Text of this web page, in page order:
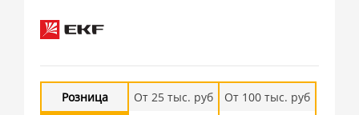
Розница
От 25 тыс. руб
От 100 тыс. руб